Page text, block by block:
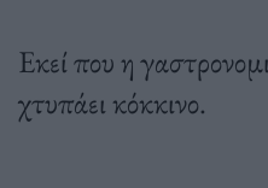
Εκεί που η
χτυπάει κόκκινο.